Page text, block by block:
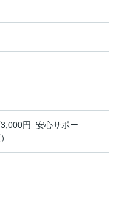
円 安心サポー